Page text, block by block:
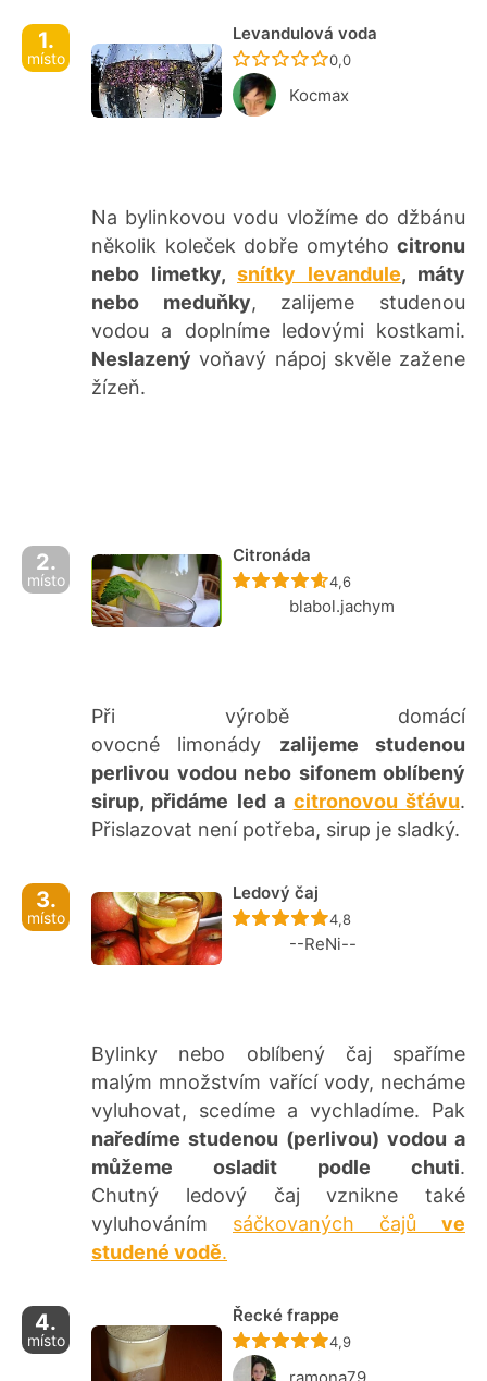
1.
místo
Levandulová voda
Recept ještě nebyl
0,0
Kocmax
Na bylinkovou vodu vložíme do džbánu
několik koleček dobře omytého citronu
nebo limetky, snítky levandule, máty
nebo meduňky, zalijeme studenou
vodou a doplníme ledovými kostkami.
Neslazený voňavý nápoj skvěle zažene
žízeň.
2.
místo
Citronáda
Recept ještě nebyl
4,6
blabol.jachym
Při výrobě domácí
ovocné limonády zalijeme studenou
perlivou vodou nebo sifonem oblíbený
sirup, přidáme led a citronovou šťávu.
Přislazovat není potřeba, sirup je sladký.
3.
místo
Ledový čaj
Recept ještě nebyl
4,8
--ReNi--
Bylinky nebo oblíbený čaj spaříme
malým množstvím vařící vody, necháme
vyluhovat, scedíme a vychladíme. Pak
naředíme studenou (perlivou) vodou a
můžeme osladit podle chuti.
Chutný ledový čaj vznikne také
vyluhováním sáčkovaných čajů ve
studené vodě.
4.
místo
Řecké frappe
Recept ještě nebyl
4,9